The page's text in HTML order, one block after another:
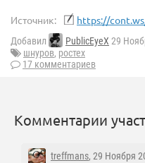
Источник: https://
Добавил PublicEyeX 29
шнуров, ростех
17 комментариев
Комментарии
treffmans, 29 Ноября